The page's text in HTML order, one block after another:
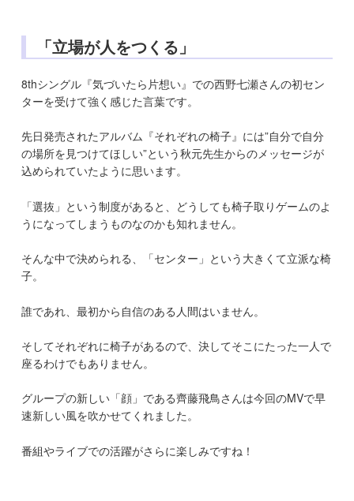
「立場が人をつくる」
8thシングル『気づいたら片想い』での西野七瀬さんの初セン
ターを受けて強く感じた言葉です。
先日発売されたアルバム『それぞれの椅子』には”自分で自分
の場所を見つけてほしい”という秋元先生からのメッセージが
込められていたように思います。
「選抜」という制度があると、どうしても椅子取りゲームのよ
うになってしまうものなのかも知れません。
そんな中で決められる、「センター」という大きくて立派な椅
子。
誰であれ、最初から自信のある人間はいません。
そしてそれぞれに椅子があるので、決してそこにたった一人で
座るわけでもありません。
グループの新しい「顔」である齊藤飛鳥さんは今回のMVで早
速新しい風を吹かせてくれました。
番組やライブでの活躍がさらに楽しみですね！